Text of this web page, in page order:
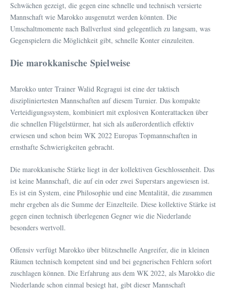
Schwächen gezeigt, die gegen eine schnelle und technisch versierte
Mannschaft wie Marokko ausgenutzt werden könnten. Die
Umschaltmomente nach Ballverlust sind gelegentlich zu langsam, was
Gegenspielern die Möglichkeit gibt, schnelle Konter einzuleiten.
Die marokkanische Spielweise
Marokko unter Trainer Walid Regragui ist eine der taktisch
diszipliniertesten Mannschaften auf diesem Turnier. Das kompakte
Verteidigungssystem, kombiniert mit explosiven Konterattacken über
die schnellen Flügelstürmer, hat sich als außerordentlich effektiv
erwiesen und schon beim WK 2022 Europas Topmannschaften in
ernsthafte Schwierigkeiten gebracht.
Die marokkanische Stärke liegt in der kollektiven Geschlossenheit. Das
ist keine Mannschaft, die auf ein oder zwei Superstars angewiesen ist.
Es ist ein System, eine Philosophie und eine Mentalität, die zusammen
mehr ergeben als die Summe der Einzelteile. Diese kollektive Stärke ist
gegen einen technisch überlegenen Gegner wie die Niederlande
besonders wertvoll.
Offensiv verfügt Marokko über blitzschnelle Angreifer, die in kleinen
Räumen technisch kompetent sind und bei gegnerischen Fehlern sofort
zuschlagen können. Die Erfahrung aus dem WK 2022, als Marokko die
Niederlande schon einmal besiegt hat, gibt dieser Mannschaft